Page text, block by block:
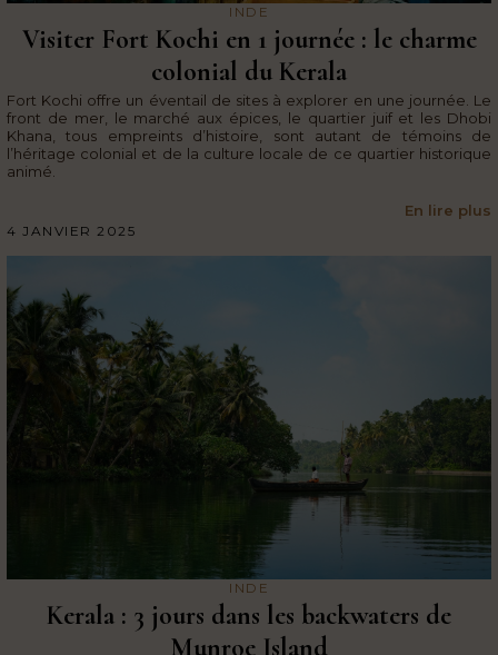
INDE
Visiter Fort Kochi en 1 journée : le charme
colonial du Kerala
Fort Kochi offre un éventail de sites à explorer en une journée. Le
front de mer, le marché aux épices, le quartier juif et les Dhobi
Khana, tous empreints d’histoire, sont autant de témoins de
l’héritage colonial et de la culture locale de ce quartier historique
animé.
En lire plus
4 JANVIER 2025
INDE
Kerala : 3 jours dans les backwaters de
Munroe Island